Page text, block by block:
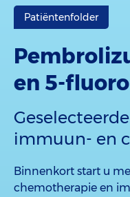
Patiëntenfolder
en 5-
immuun- en
Binnenkort start u
chemotherapie en